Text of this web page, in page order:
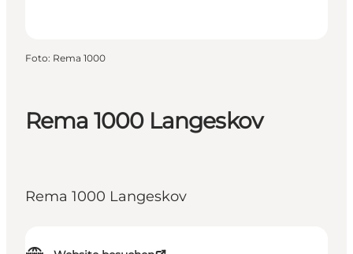
Rema 1000 Langeskov
Rema 1000 Langeskov
Foto: Rema 1000